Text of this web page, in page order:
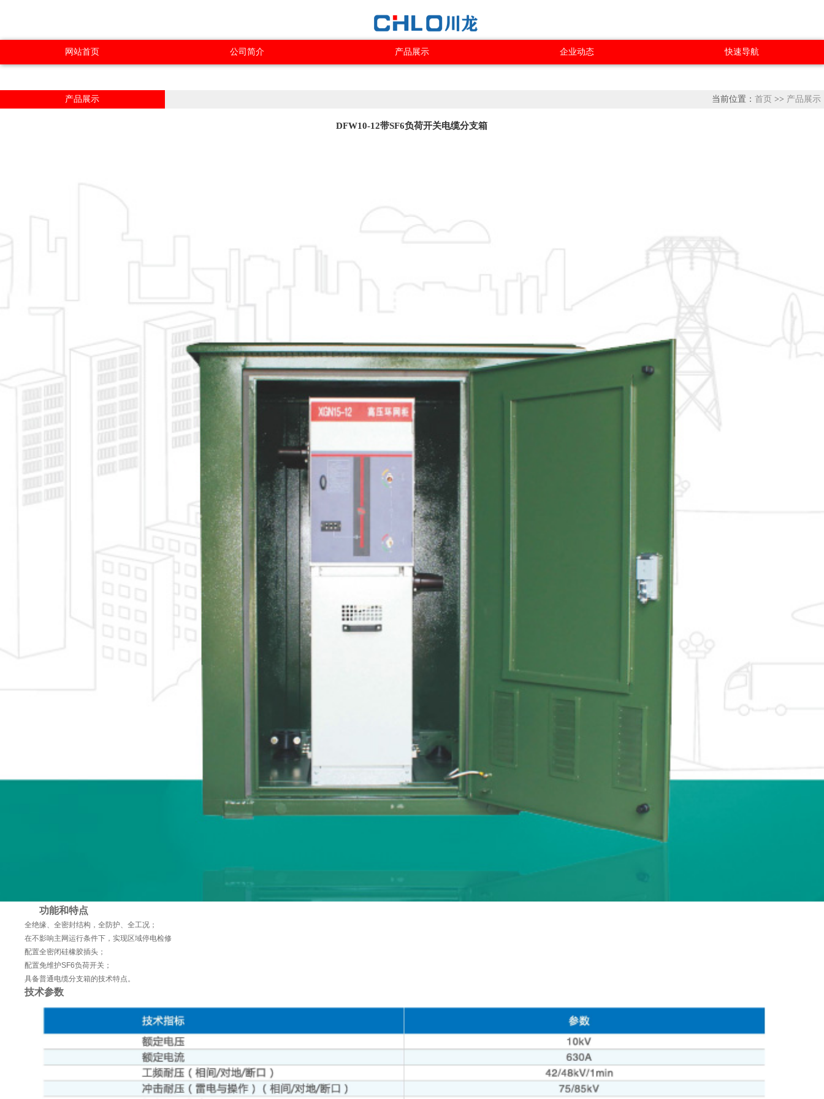
网站首页 公司简介 产品展示 企业动态 快速导航
当前位置： 首页 >> 产品展示
产品展示
DFW10-12带SF6负荷开关电缆分支箱
功能和特点
全绝缘、全密封结构，全防护、全工况；
在不影响主网运行条件下，实现区域停电检修
配置全密闭硅橡胶插头；
配置免维护SF6负荷开关；
具备普通电缆分支箱的技术特点。
技术参数